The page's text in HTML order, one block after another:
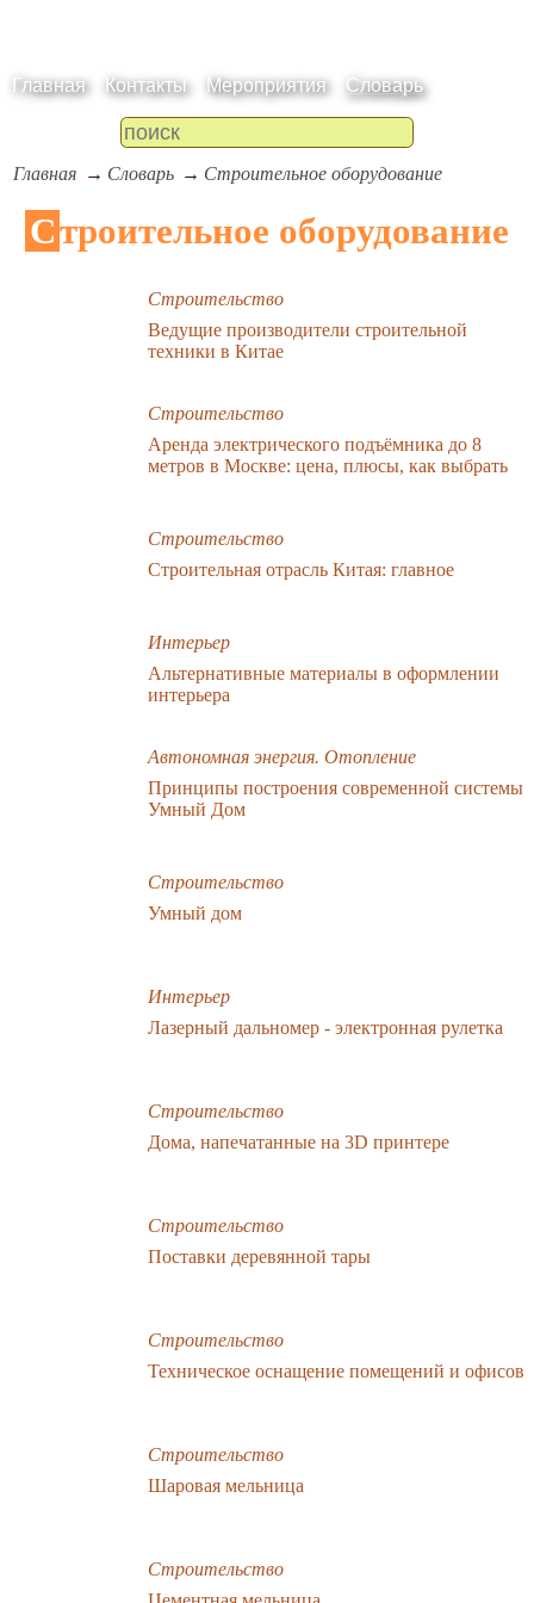
Главная Контакты Мероприятия Словарь
Главная Словарь Строительное оборудование
Строительное оборудование
Строительство
Ведущие производители строительной
техники в Китае
Строительство
Аренда электрического подъёмника до 8
метров в Москве: цена, плюсы, как выбрать
Строительство
Строительная отрасль Китая: главное
Интерьер
Альтернативные материалы в оформлении
интерьера
Автономная энергия. Отопление
Принципы построения современной системы
Умный Дом
Строительство
Умный дом
Интерьер
Лазерный дальномер - электронная рулетка
Строительство
Дома, напечатанные на 3D принтере
Строительство
Поставки деревянной тары
Строительство
Техническое оснащение помещений и офисов
Строительство
Шаровая мельница
Строительство